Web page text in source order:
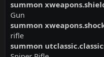
summon
Gun
summon
rifle
summon